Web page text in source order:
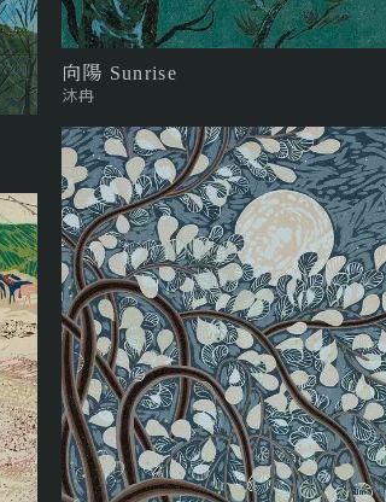
向陽 Sunrise
沐冉